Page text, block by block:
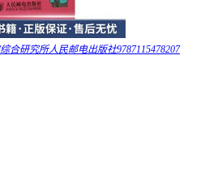
合研究所人民邮电出版社9787115478207